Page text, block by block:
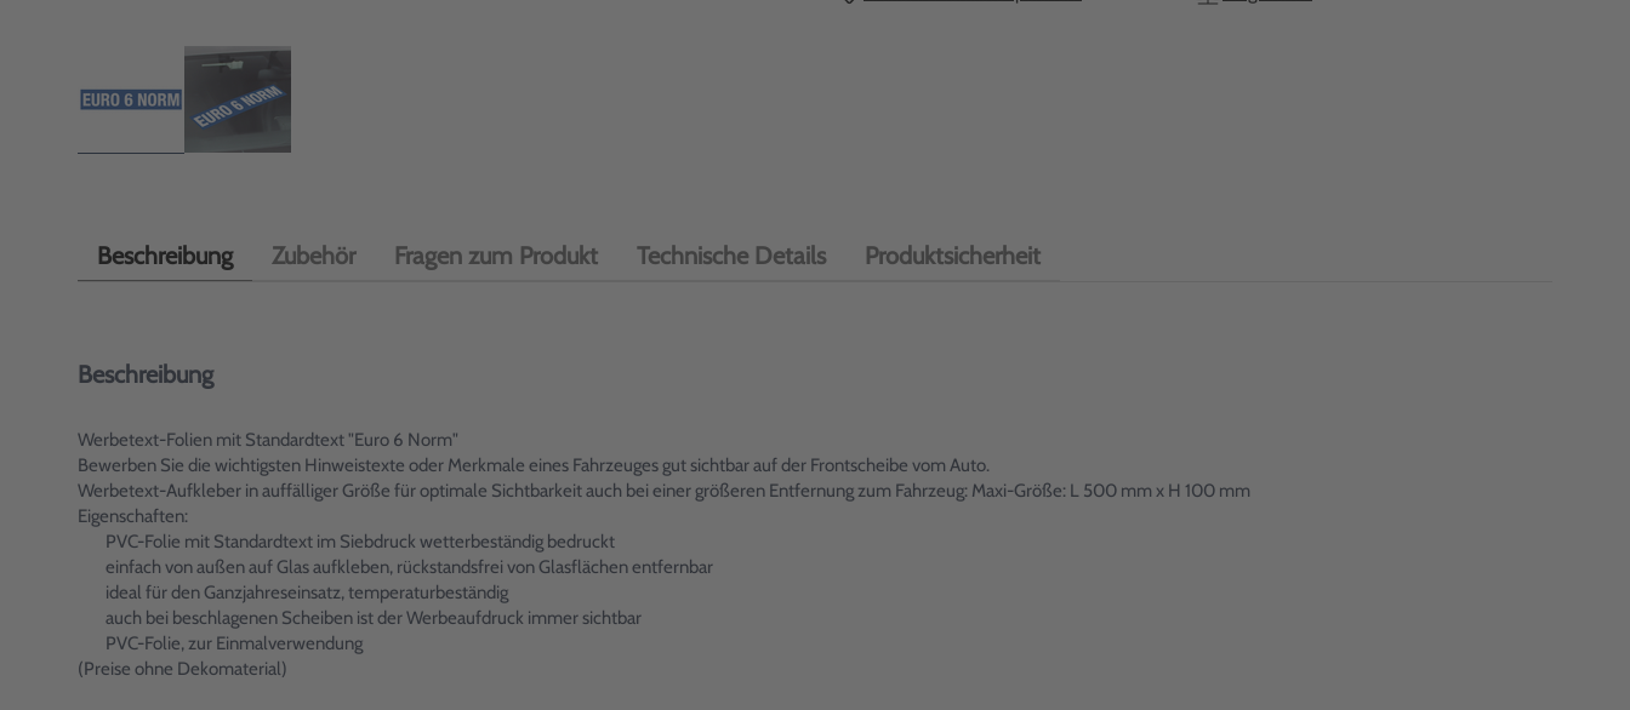
Beschreibung Zubehör Fragen zum Produkt Technische Details Produktsicherheit
Beschreibung
Werbetext-Folien mit Standardtext "Euro 6 Norm"
Bewerben Sie die wichtigsten Hinweistexte oder Merkmale eines Fahrzeuges gut sichtbar auf der Frontscheibe vom Auto.
Werbetext-Aufkleber in auffälliger Größe für optimale Sichtbarkeit auch bei einer größeren Entfernung zum Fahrzeug: Maxi-Größe: L 500 mm x H 100 mm
Eigenschaften:
PVC-Folie mit Standardtext im Siebdruck wetterbeständig bedruckt
einfach von außen auf Glas aufkleben, rückstandsfrei von Glasflächen entfernbar
ideal für den Ganzjahreseinsatz, temperaturbeständig
auch bei beschlagenen Scheiben ist der Werbeaufdruck immer sichtbar
PVC-Folie, zur Einmalverwendung
(Preise ohne Dekomaterial)